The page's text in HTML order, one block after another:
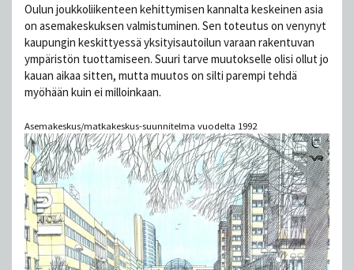
Oulun joukkoliikenteen kehittymisen kannalta keskeinen asia
on asemakeskuksen valmistuminen. Sen toteutus on venynyt
kaupungin keskittyessä yksityisautoilun varaan rakentuvan
ympäristön tuottamiseen. Suuri tarve muutokselle olisi ollut jo
kauan aikaa sitten, mutta muutos on silti parempi tehdä
myöhään kuin ei milloinkaan.
Asemakeskus/matkakeskus-suunnitelma vuodelta 1992